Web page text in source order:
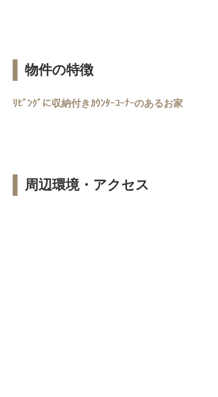
物件の特徴
ﾘﾋﾞﾝｸﾞに収納付きｶｳﾝﾀｰｺｰﾅｰのあるお家
周辺環境・アクセス